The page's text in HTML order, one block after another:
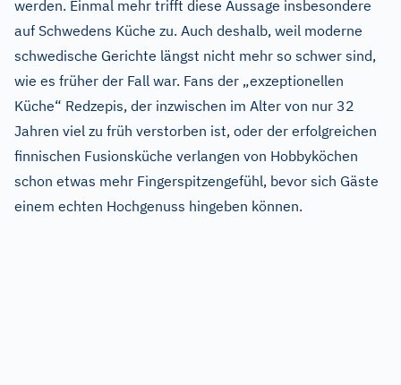
werden. Einmal mehr trifft diese Aussage insbesondere
auf Schwedens Küche zu. Auch deshalb, weil moderne
schwedische Gerichte längst nicht mehr so schwer sind,
wie es früher der Fall war. Fans der „exzeptionellen
Küche“ Redzepis, der inzwischen im Alter von nur 32
Jahren viel zu früh verstorben ist, oder der erfolgreichen
finnischen Fusionsküche verlangen von Hobbyköchen
schon etwas mehr Fingerspitzengefühl, bevor sich Gäste
einem echten Hochgenuss hingeben können.